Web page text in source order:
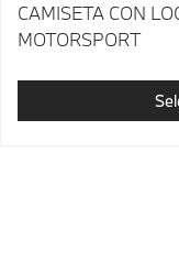
CAMISETA CON
MOTORSPORT